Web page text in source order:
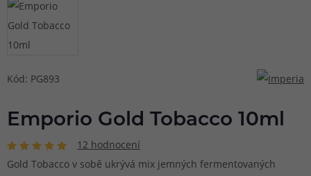
Kód: PG893
Emporio Gold Tobacco 10ml
12 hodnocení
Gold Tobacco v sobě ukrývá mix jemných fermentovaných